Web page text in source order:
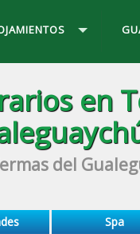
en
del
Spa